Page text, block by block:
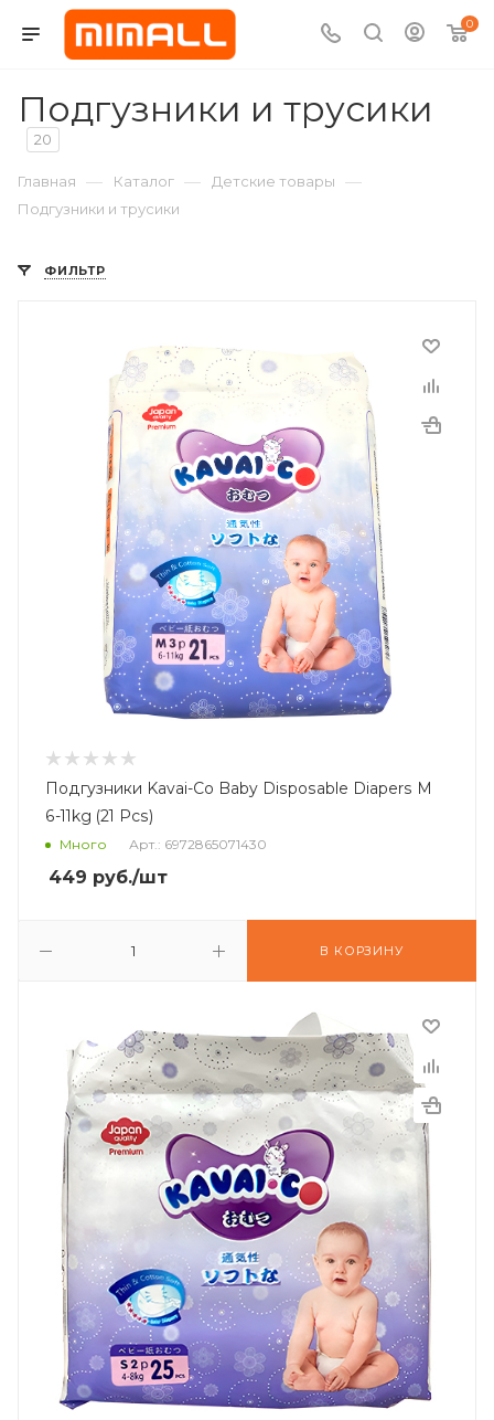
0
Подгузники и трусики
20
Главная — Каталог — Детские товары —
Подгузники и трусики
ФИЛЬТР
Подгузники Kavai-Co Baby Disposable Diapers M
6-11kg (21 Pcs)
Много Арт.: 6972865071430
449 руб./шт
В КОРЗИНУ